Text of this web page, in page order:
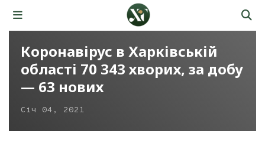
Коронавірус в Харківській
області 70 343 хворих, за добу
— 63 нових
Січ 04, 2021